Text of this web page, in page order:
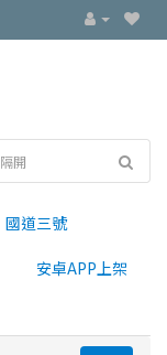
國道三號
安卓APP上架